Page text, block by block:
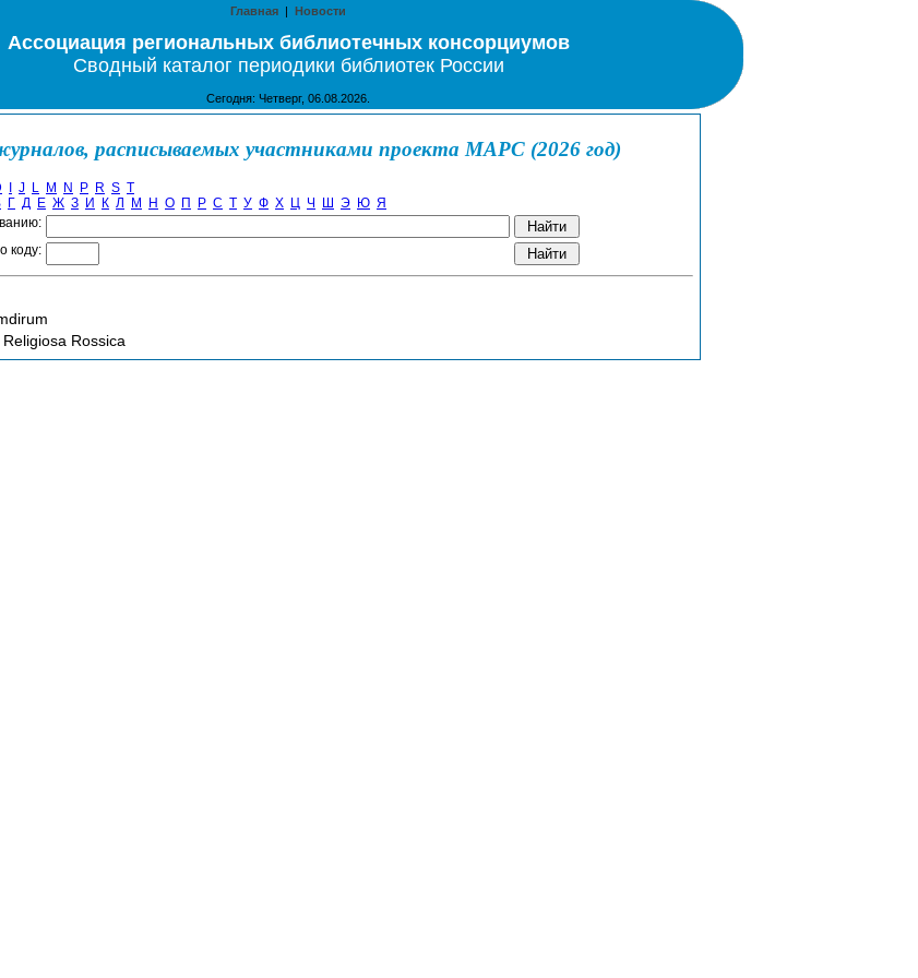
Главная | Новости
Ассоциация региональных библиотечных консорциумов
Сводный каталог периодики библиотек России
Сегодня: Четверг, 06.08.2026.
расписываемых участниками проекта МАРС (2026 год)
J L M N P R S T
Г Д Е Ж З И К Л М Н О П Р С Т У Ф Х Ц Ч Ш Э Ю Я
коду:
Rossica